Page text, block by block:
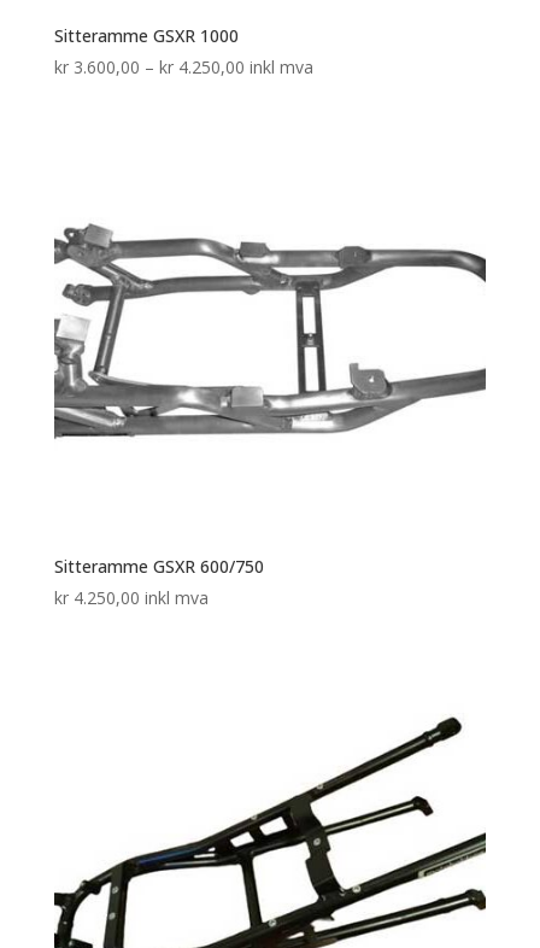
Sitteramme GSXR 1000
kr3.600,00 – kr4.250,00Prisområde:
inkl mva
Sitteramme GSXR 600/750
kr4.250,00 inkl mva